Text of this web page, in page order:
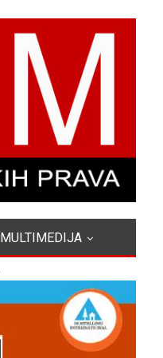
MULTIMEDIJA